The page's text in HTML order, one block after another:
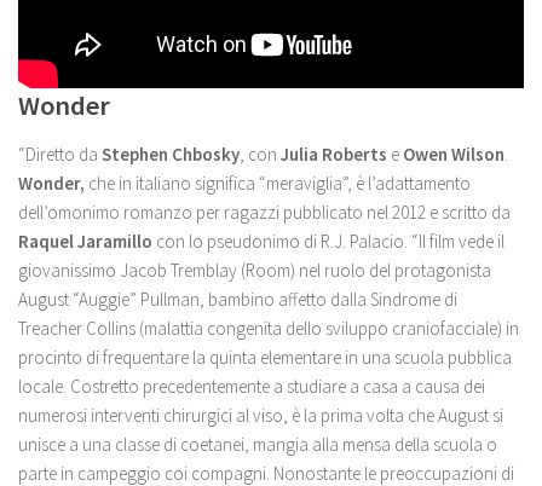
Wonder
“Diretto da Stephen Chbosky , con Julia Roberts e Owen Wilson
Wonder, che in italiano significa “meraviglia”, è l’adattamento
dell’omonimo romanzo per ragazzi pubblicato nel 2012 e scritto da
Raquel Jaramillo con lo pseudonimo di R.J. Palacio. “Il film vede il
giovanissimo Jacob Tremblay (Room) nel ruolo del protagonista
August “Auggie” Pullman, bambino affetto dalla Sindrome di
Treacher Collins (malattia congenita dello sviluppo craniofacciale) in
procinto di frequentare la quinta elementare in una scuola pubblica
locale. Costretto precedentemente a studiare a casa a causa dei
numerosi interventi chirurgici al viso, è la prima volta che August si
unisce a una classe di coetanei, mangia alla mensa della scuola o
parte in campeggio coi compagni. Nonostante le preoccupazioni di